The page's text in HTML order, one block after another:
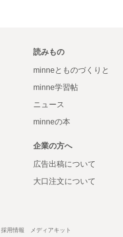
読みもの
minneとものづくりと
minne学習帖
ニュース
minneの本
企業の方へ
広告出稿について
大口注文について
採用情報 メディアキット